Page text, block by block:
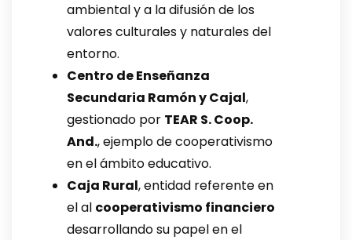
ambiental y a la difusión de los
valores culturales y naturales del
entorno.
Centro de Enseñanza
Secundaria Ramón y Cajal,
gestionado por TEAR S. Coop.
And., ejemplo de cooperativismo
en el ámbito educativo.
Caja Rural, entidad referente en
el al cooperativismo financiero
desarrollando su papel en el